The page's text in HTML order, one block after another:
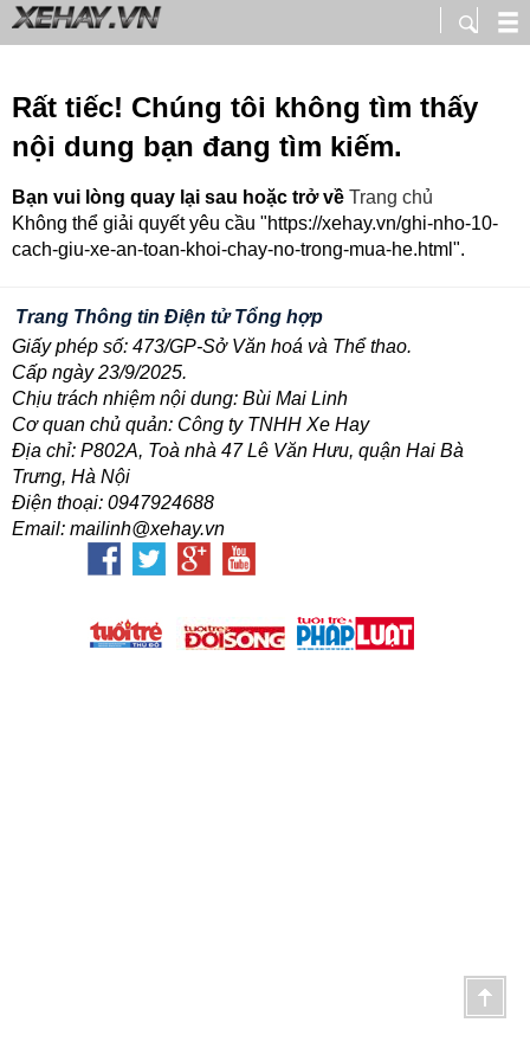
Rất tiếc! Chúng tôi không tìm thấy
nội dung bạn đang tìm kiếm.
Bạn vui lòng quay lại sau hoặc trở về Trang chủ
Không thể giải quyết yêu cầu "https://xehay.vn/ghi-nho-10-
cach-giu-xe-an-toan-khoi-chay-no-trong-mua-he.html".
Trang Thông tin Điện tử Tổng hợp
Giấy phép số: 473/GP-Sở Văn hoá và Thể thao.
Cấp ngày 23/9/2025.
Chịu trách nhiệm nội dung: Bùi Mai Linh
Cơ quan chủ quản: Công ty TNHH Xe Hay
Địa chỉ: P802A, Toà nhà 47 Lê Văn Hưu, quận Hai Bà
Trưng, Hà Nội
Điện thoại: 0947924688
Email: mailinh@xehay.vn